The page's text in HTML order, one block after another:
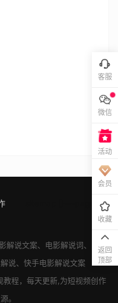
[!---page.sta
解说文案、 电影解说词、
电影
说、 快手电影解说文案
程，每天更新,为短视频创作
。
客服
微信
活动
会员
收藏
返回
顶部